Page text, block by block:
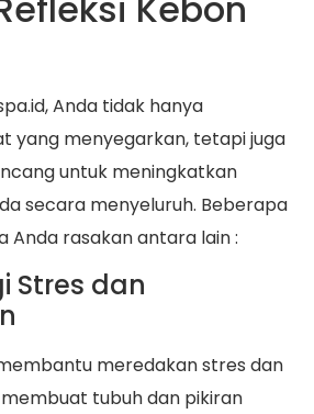
Anda tidak hanya
yang menyegarkan, tetapi juga
untuk meningkatkan
secara menyeluruh. Beberapa
Anda rasakan antara lain :
Stres dan
meredakan stres dan
tubuh dan pikiran